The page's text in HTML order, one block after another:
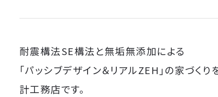
耐震構法SE構法と無垢無添加による
「パッシブデザイン＆リアルZEH」の家づく
計工務店です。